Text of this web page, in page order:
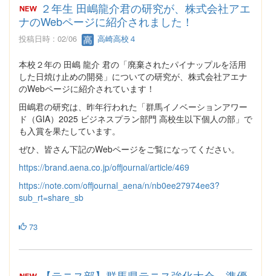
２年生 田嶋龍介君の研究が、株式会社アエ
ナのWebページに紹介されました！
投稿日時 : 02/06 高崎高校４
本校２年の 田嶋 龍介 君の「廃棄されたパイナップルを活用
した日焼け止めの開発」についての研究が、株式会社アエナ
のWebページに紹介されています！
田嶋君の研究は、昨年行われた「群馬イノベーションアワー
ド（GIA）2025 ビジネスプラン部門 高校生以下個人の部」で
も入賞を果たしています。
ぜひ、皆さん下記のWebページをご覧になってください。
https://brand.aena.co.jp/offjournal/article/469
https://note.com/offjournal_aena/n/nb0ee27974ee3?
sub_rt=share_sb
73